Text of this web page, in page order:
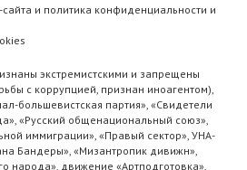
и политика конфиденциальности и
экстремистскими и запрещены
с коррупцией, признан иноагентом),
большевистская партия», «Свидетели
«Русский общенациональный союз»,
иммиграции», «Правый сектор», УНА-
Бандеры», «Мизантропик дивижн»,
народа», движение «Артподготовка»,